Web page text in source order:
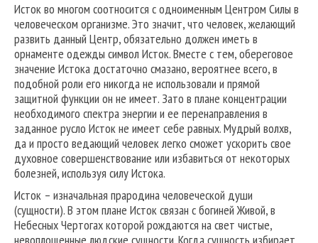
Исток во многом соотносится с одноименным Центром Силы в
человеческом организме. Это значит, что человек, желающий
развить данный Центр, обязательно должен иметь в
орнаменте одежды символ Исток. Вместе с тем, обереговое
значение Истока достаточно смазано, вероятнее всего, в
подобной роли его никогда не использовали и прямой
защитной функции он не имеет. Зато в плане концентрации
необходимого спектра энергии и ее перенаправления в
заданное русло Исток не имеет себе равных. Мудрый волхв,
да и просто ведающий человек легко сможет ускорить свое
духовное совершенствование или избавиться от некоторых
болезней, используя силу Истока.
Исток – изначальная прародина человеческой души
(сущности). В этом плане Исток связан с богиней Живой, в
Небесных Чертогах которой рождаются на свет чистые,